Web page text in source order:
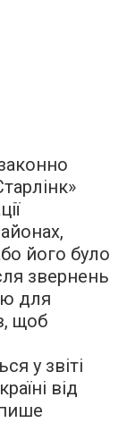
його було
звернень
для
щоб
у звіті
від